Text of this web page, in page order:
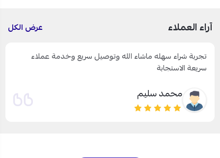
آراء العملاء عرض الكل
Naif Alsaqer